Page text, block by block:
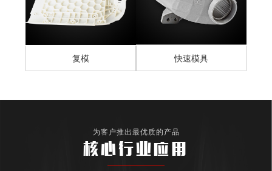
复模 快速模具
为客户推出最优质的产品
核心行业应用